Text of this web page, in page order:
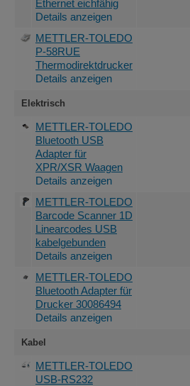
Ethernet eichfähig
Details anzeigen
METTLER-TOLEDO
P-58RUE
Thermodirektdrucker
Details anzeigen
Elektrisch
METTLER-TOLEDO
Bluetooth USB
Adapter für
XPR/XSR Waagen
Details anzeigen
METTLER-TOLEDO
Barcode Scanner 1D
Linearcodes USB
kabelgebunden
Details anzeigen
METTLER-TOLEDO
Bluetooth Adapter für
Drucker 30086494
Details anzeigen
Kabel
METTLER-TOLEDO
USB-RS232